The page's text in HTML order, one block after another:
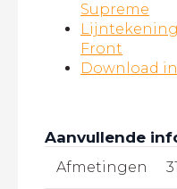
Supreme
Lijntekening
Front
Download
Aanvullende
Afmetingen